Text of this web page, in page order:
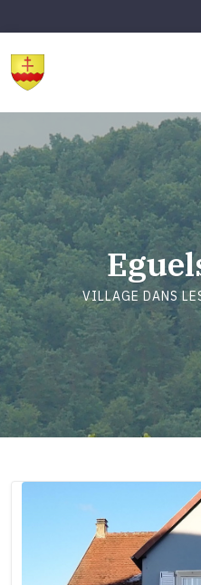
VILLAGE DANS